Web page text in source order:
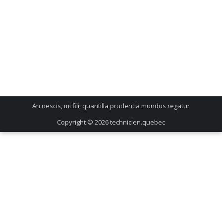
An nescis, mi fili, quantilla prudentia mundus regatur
Copyright © 2026technicien.quebec